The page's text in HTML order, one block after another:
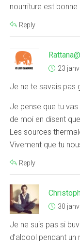
nourriture est bonne
Reply
23
Je ne te savais pas
Je pense que tu
de moi en disent
Les sources
Vivement que tu
Reply
30
Je ne suis pas si
d’alcool pendant un